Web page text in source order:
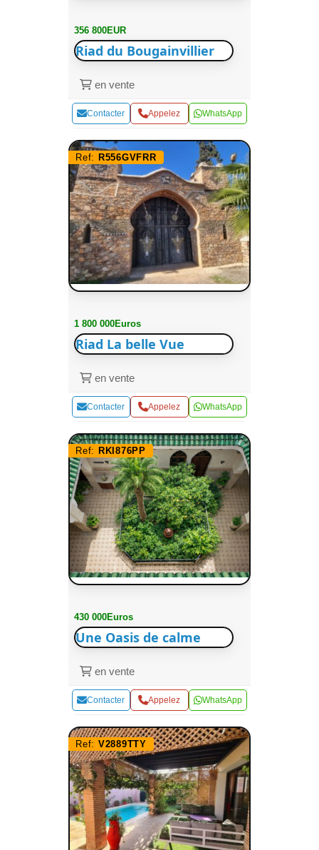
356 800EUR
Riad du Bougainvillier
en vente
Contacter Appelez WhatsApp
Ref: R556GVFRR
1 800 000Euros
Riad La belle Vue
en vente
Contacter Appelez WhatsApp
Ref: RKI876PP
430 000Euros
Une Oasis de calme
en vente
Contacter Appelez WhatsApp
Ref: V2889TTY